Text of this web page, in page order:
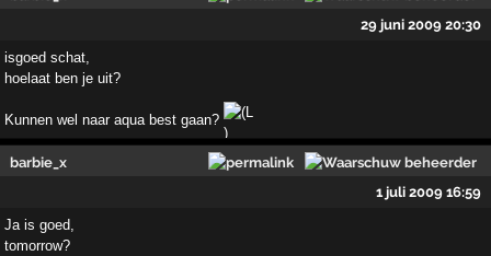
29 juni 2009 20:30
isgoed schat,
hoelaat ben je uit?
Kunnen wel naar aqua best gaan?
barbie_x
1 juli 2009 16:59
Ja is goed,
tomorrow?